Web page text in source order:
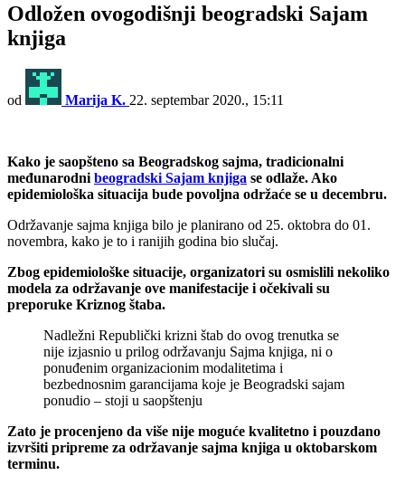
Odložen ovogodišnji beogradski Sajam
knjiga
od Marija K. 22. septembar 2020., 15:11
Kako je saopšteno sa Beogradskog sajma, tradicionalni
međunarodni beogradski Sajam knjiga se odlaže. Ako
epidemiološka situacija bude povoljna održaće se u decembru.
Održavanje sajma knjiga bilo je planirano od 25. oktobra do 01.
novembra, kako je to i ranijih godina bio slučaj.
Zbog epidemiološke situacije, organizatori su osmislili nekoliko
modela za održavanje ove manifestacije i očekivali su
preporuke Kriznog štaba.
Nadležni Republički krizni štab do ovog trenutka se
nije izjasnio u prilog održavanju Sajma knjiga, ni o
ponuđenim organizacionim modalitetima i
bezbednosnim garancijama koje je Beogradski sajam
ponudio – stoji u saopštenju
Zato je procenjeno da više nije moguće kvalitetno i pouzdano
izvršiti pripreme za održavanje sajma knjiga u oktobarskom
terminu.